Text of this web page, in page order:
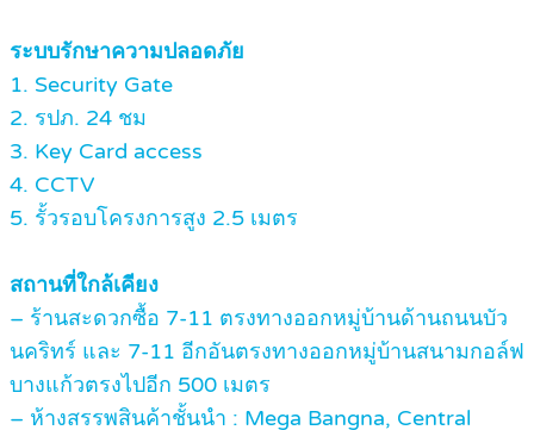
ระบบรักษาความปลอดภัย
1. Security Gate
2. รปภ. 24 ชม
3. Key Card access
4. CCTV
5. รั้วรอบโครงการสูง 2.5 เมตร
สถานที่ใกล้เคียง
– ร้านสะดวกซื้อ 7-11 ตรงทางออกหมู่บ้านด้านถนนบัว
นคริทร์ และ 7-11 อีกอันตรงทางออกหมู่บ้านสนามกอล์ฟ
บางแก้วตรงไปอีก 500 เมตร
– ห้างสรรพสินค้าชั้นนำ : Mega Bangna, Central